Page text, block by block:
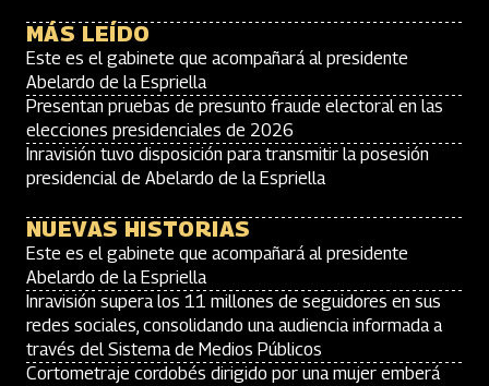
MÁS LEÍDO
Este es el gabinete que acompañará al presidente
Abelardo de la Espriella
Presentan pruebas de presunto fraude electoral en las
elecciones presidenciales de 2026
Inravisión tuvo disposición para transmitir la posesión
presidencial de Abelardo de la Espriella
NUEVAS HISTORIAS
Este es el gabinete que acompañará al presidente
Abelardo de la Espriella
Inravisión supera los 11 millones de seguidores en sus
redes sociales, consolidando una audiencia informada a
través del Sistema de Medios Públicos
Cortometraje cordobés dirigido por una mujer emberá